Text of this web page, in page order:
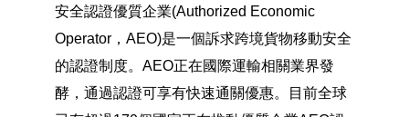
安全認證優質企業(Authorized Economic
Operator，AEO)是一個訴求跨境貨物移動安全
的認證制度。AEO正在國際運輸相關業界發
酵，通過認證可享有快速通關優惠。目前全球